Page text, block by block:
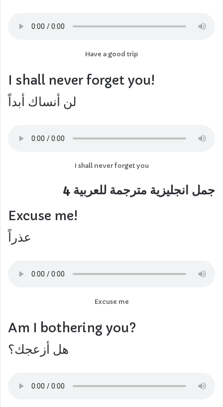
Have a good trip
I shall never forget you!
لن أنساك أبداً
I shall never forget you
جمل انجليزية مترجمة للعربية 4
Excuse me!
عذراً
Excuse me
Am I bothering you?
هل أزعجك؟